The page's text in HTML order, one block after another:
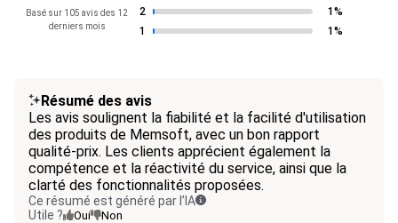
Basé sur 105 avis des 12
derniers mois
2
1%
1
1%
Résumé des avis
Les avis soulignent la fiabilité et la facilité d'utilisation
des produits de Memsoft, avec un bon rapport
qualité-prix. Les clients apprécient également la
compétence et la réactivité du service, ainsi que la
clarté des fonctionnalités proposées.
Ce résumé est généré par l’IA
Utile ?
Oui Non